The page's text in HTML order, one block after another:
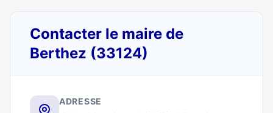
Contacter le maire de
Berthez (33124)
ADRESSE